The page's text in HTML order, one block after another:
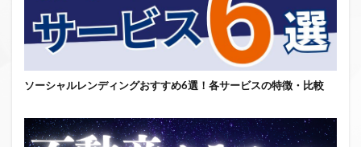
ソーシャルレンディングおすすめ6選！各サービスの特徴・比較